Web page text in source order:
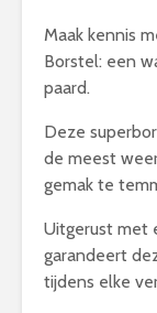
Maak kennis
Borstel: een
paard.
Deze
de meest
gemak te
Uitgerust met
garandeert
tijdens elke